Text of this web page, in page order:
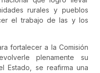
rurales y pueblos
el trabajo de las y los
fortalecer a la Comisión
plenamente su
Estado, se reafirma una